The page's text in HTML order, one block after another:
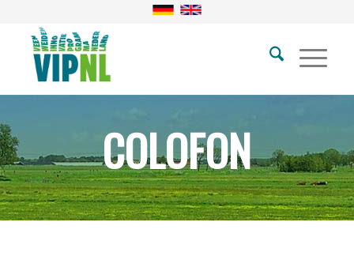
COLOFON